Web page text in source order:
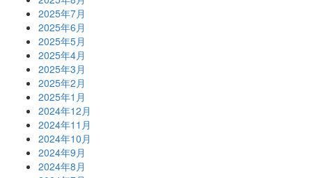
2025年7月
2025年6月
2025年5月
2025年4月
2025年3月
2025年2月
2025年1月
2024年12月
2024年11月
2024年10月
2024年9月
2024年8月